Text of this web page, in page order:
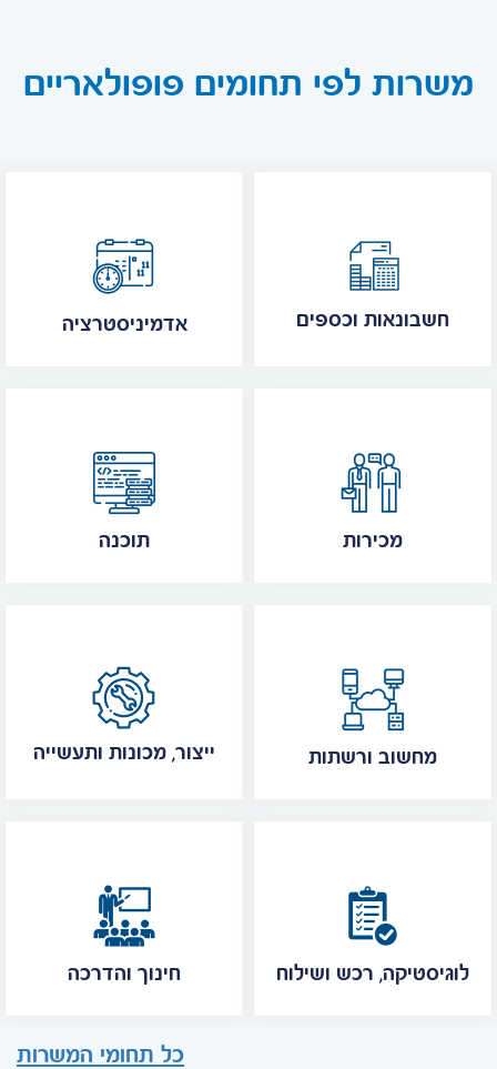
משרות לפי תחומים פופולאריים
אדמיניסטרציה חשבונאות וכספים
תוכנה מכירות
ייצור, מכונות ותעשייה מחשוב ורשתות
חינוך והדרכה לוגיסטיקה, רכש ושילוח
כל תחומי המשרות